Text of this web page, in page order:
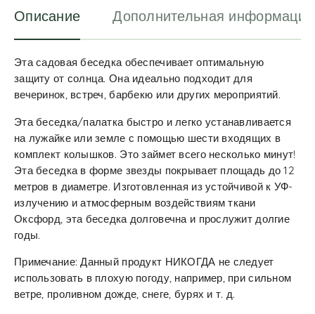
Описание Дополнительная информация
Эта садовая беседка обеспечивает оптимальную
защиту от солнца. Она идеально подходит для
вечеринок, встреч, барбекю или других мероприятий.
Эта беседка/палатка быстро и легко устанавливается
на лужайке или земле с помощью шести входящих в
комплект колышков. Это займет всего несколько минут!
Эта беседка в форме звезды покрывает площадь до 12
метров в диаметре. Изготовленная из устойчивой к УФ-
излучению и атмосферным воздействиям ткани
Оксфорд, эта беседка долговечна и прослужит долгие
годы.
Примечание: Данный продукт НИКОГДА не следует
использовать в плохую погоду, например, при сильном
ветре, проливном дожде, снеге, бурях и т. д.